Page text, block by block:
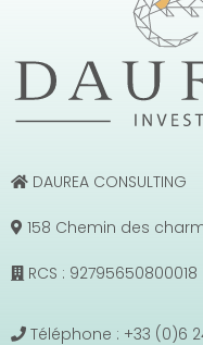
DAUREA CONSULTING
158 Chemin des
RCS : 92795650800018
Téléphone : +33 (0)6